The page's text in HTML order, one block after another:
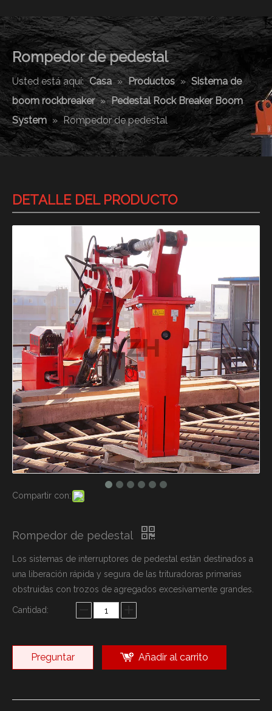
Rompedor de pedestal
Usted está aquí: Casa » Productos » Sistema de
boom rockbreaker » Pedestal Rock Breaker Boom
System » Rompedor de pedestal
DETALLE DEL PRODUCTO
Compartir con:
Rompedor de pedestal
Los sistemas de interruptores de pedestal están destinados a
una liberación rápida y segura de las trituradoras primarias
obstruidas con trozos de agregados excesivamente grandes.
Cantidad:
Preguntar Añadir al carrito